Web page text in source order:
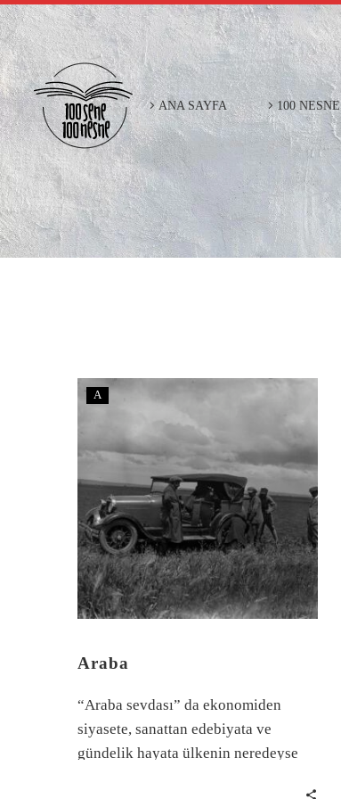
ANA SAYFA 100 NESNE
A
Araba
“Araba sevdası” da ekonomiden
siyasete, sanattan edebiyata ve
gündelik hayata ülkenin neredeyse